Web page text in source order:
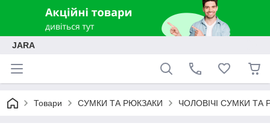
JARA
Товари СУМКИ ТА РЮКЗАКИ ЧОЛОВІЧІ СУМКИ ТА